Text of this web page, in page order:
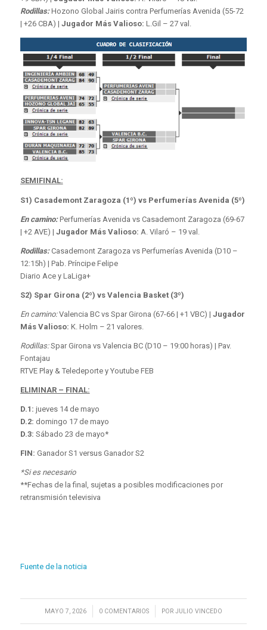
Rodillas:Hozono Global Jairis contra Perfumerías Avenida (55-72
| +26 CBA) | Jugador Más Valioso: L.Gil – 27 val.
SEMIFINAL:
S1) Casademont Zaragoza (1º) vs Perfumerías Avenida (5º)
En camino:Perfumerías Avenida vs Casademont Zaragoza (69-67
| +2 AVE) | Jugador Más Valioso: A. Vilaró – 19 val.
Rodillas: Casademont Zaragoza vs Perfumerías Avenida (D10 –
12:15h) | Pab. Príncipe Felipe
Diario Ace y LaLiga+
S2) Spar Girona (2º) vs Valencia Basket (3º)
En camino:Valencia BC vs Spar Girona (67-66 | +1 VBC) | Jugador
Más Valioso: K. Holm – 21 valores.
Rodillas:Spar Girona vs Valencia BC (D10 – 19:00 horas) | Pav.
Fontajau
RTVE Play & Teledeporte y Youtube FEB
ELIMINAR – FINAL:
D.1: jueves 14 de mayo
D.2: domingo 17 de mayo
D.3: Sábado 23 de mayo*
FIN: Ganador S1 versus Ganador S2
*Si es necesario
**Fechas de la final, sujetas a posibles modificaciones por
retransmisión televisiva
Fuente de la noticia
MAYO 7, 2026
/ 0 COMENTARIOS
/ POR JULIO VINCEDO